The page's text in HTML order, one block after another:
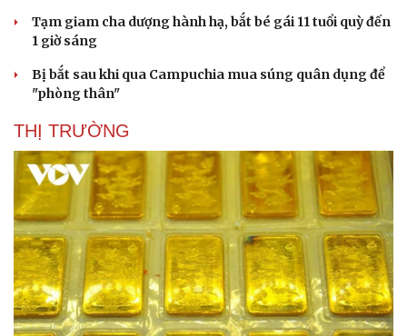
Văn hóa
Sân khấu - Điện ảnh
Văn học
Âm nhạc
Di sản
Tạm giam cha dượng hành hạ, bắt bé gái 11 tuổi quỳ đến
1 giờ sáng
Bị bắt sau khi qua Campuchia mua súng quân dụng để
"phòng thân"
THỊ TRƯỜNG